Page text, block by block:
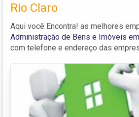
Rio Claro
Aqui você Encontra! as melhores
Administração de Bens e Imóveis
com telefone e endereço das